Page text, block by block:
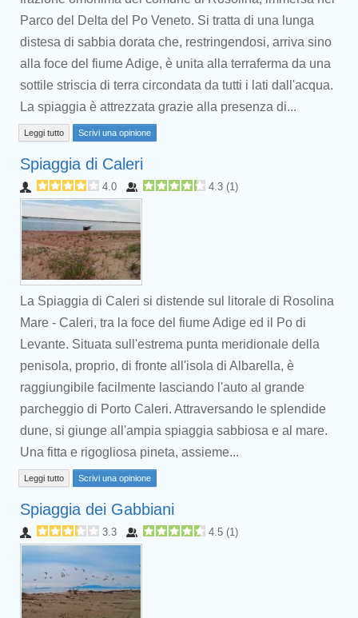
Parco del Delta del Po Veneto. Si tratta di una lunga
distesa di sabbia dorata che, restringendosi, arriva sino
alla foce del fiume Adige, è unita alla terraferma da una
sottile striscia di terra circondata da tutti i lati dall'acqua.
La spiaggia è attrezzata grazie alla presenza di...
Leggi tutto Scrivi una opinione
Spiaggia di Caleri
4.0 4.3 (1)
La Spiaggia di Caleri si distende sul litorale di Rosolina
Mare - Caleri, tra la foce del fiume Adige ed il Po di
Levante. Situata sull'estrema punta meridionale della
penisola, proprio, di fronte all'isola di Albarella, è
raggiungibile facilmente lasciando l'auto al grande
parcheggio di Porto Caleri. Attraversando le splendide
dune, si giunge all'ampia spiaggia sabbiosa e al mare.
Una fitta e rigogliosa pineta, assieme...
Leggi tutto Scrivi una opinione
Spiaggia dei Gabbiani
3.3 4.5 (1)